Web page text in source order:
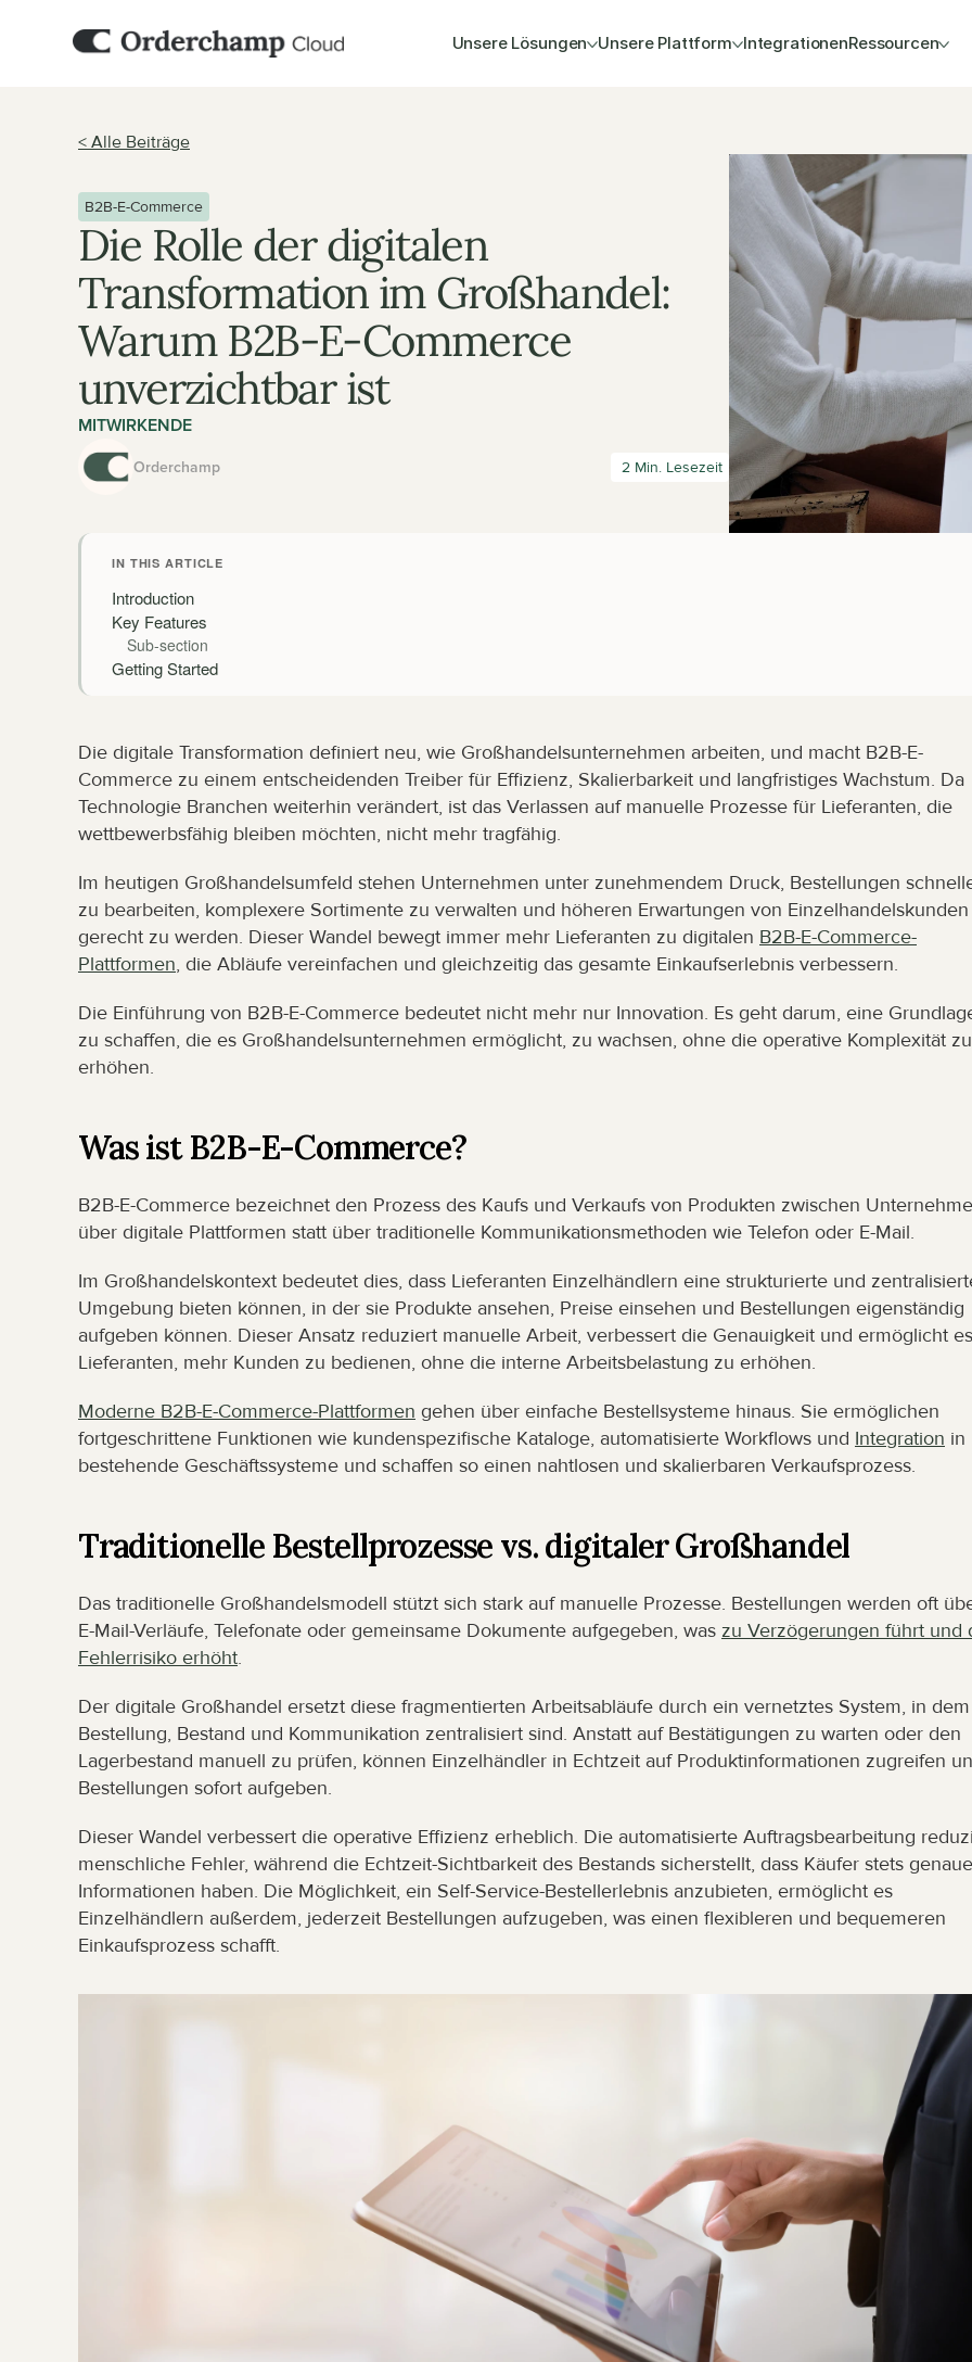
Unsere Lösungen Unsere Plattform IntegrationenRessourcen
< Alle Beiträge
B2B-E-Commerce
Die Rolle der digitalen
Transformation im Großhandel:
Warum B2B-E-Commerce
unverzichtbar ist
MITWIRKENDE
Orderchamp 2 Min. Lesezeit
IN THIS ARTICLE
Introduction
Key Features
Sub-section
Getting Started
Die digitale Transformation definiert neu, wie Großhandelsunternehmen arbeiten, und macht B2B-E-
Commerce zu einem entscheidenden Treiber für Effizienz, Skalierbarkeit und langfristiges Wachstum. Da
Technologie Branchen weiterhin verändert, ist das Verlassen auf manuelle Prozesse für Lieferanten, die
wettbewerbsfähig bleiben möchten, nicht mehr tragfähig.
Im heutigen Großhandelsumfeld stehen Unternehmen unter zunehmendem Druck, Bestellungen
zu bearbeiten, komplexere Sortimente zu verwalten und höheren Erwartungen von Einzelhandelskunden
gerecht zu werden. Dieser Wandel bewegt immer mehr Lieferanten zu digitalen B2B-E-Commerce-
Plattformen, die Abläufe vereinfachen und gleichzeitig das gesamte Einkaufserlebnis verbessern.
Die Einführung von B2B-E-Commerce bedeutet nicht mehr nur Innovation. Es geht darum, eine
zu schaffen, die es Großhandelsunternehmen ermöglicht, zu wachsen, ohne die operative Komplexität zu
erhöhen.
Was ist B2B-E-Commerce?
B2B-E-Commerce bezeichnet den Prozess des Kaufs und Verkaufs von Produkten zwischen
über digitale Plattformen statt über traditionelle Kommunikationsmethoden wie Telefon oder E-Mail.
Im Großhandelskontext bedeutet dies, dass Lieferanten Einzelhändlern eine strukturierte und
Umgebung bieten können, in der sie Produkte ansehen, Preise einsehen und Bestellungen eigenständig
aufgeben können. Dieser Ansatz reduziert manuelle Arbeit, verbessert die Genauigkeit und ermöglicht es
Lieferanten, mehr Kunden zu bedienen, ohne die interne Arbeitsbelastung zu erhöhen.
Moderne B2B-E-Commerce-Plattformen gehen über einfache Bestellsysteme hinaus. Sie ermöglichen
fortgeschrittene Funktionen wie kundenspezifische Kataloge, automatisierte Workflows und Integration in
bestehende Geschäftssysteme und schaffen so einen nahtlosen und skalierbaren Verkaufsprozess.
Traditionelle Bestellprozesse vs. digitaler Großhandel
Das traditionelle Großhandelsmodell stützt sich stark auf manuelle Prozesse. Bestellungen werden oft
E-Mail-Verläufe, Telefonate oder gemeinsame Dokumente aufgegeben, was zu Verzögerungen führt und
Fehlerrisiko erhöht.
Der digitale Großhandel ersetzt diese fragmentierten Arbeitsabläufe durch ein vernetztes System, in dem
Bestellung, Bestand und Kommunikation zentralisiert sind. Anstatt auf Bestätigungen zu warten oder den
Lagerbestand manuell zu prüfen, können Einzelhändler in Echtzeit auf Produktinformationen zugreifen
Bestellungen sofort aufgeben.
Dieser Wandel verbessert die operative Effizienz erheblich. Die automatisierte Auftragsbearbeitung
menschliche Fehler, während die Echtzeit-Sichtbarkeit des Bestands sicherstellt, dass Käufer stets genaue
Informationen haben. Die Möglichkeit, ein Self-Service-Bestellerlebnis anzubieten, ermöglicht es
Einzelhändlern außerdem, jederzeit Bestellungen aufzugeben, was einen flexibleren und bequemeren
Einkaufsprozess schafft.